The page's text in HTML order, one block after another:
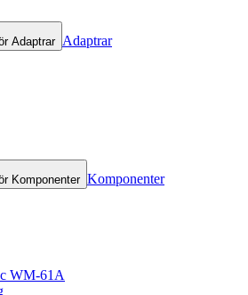
Adaptrar Adaptrar
Komponenter Komponenter
WM-61A